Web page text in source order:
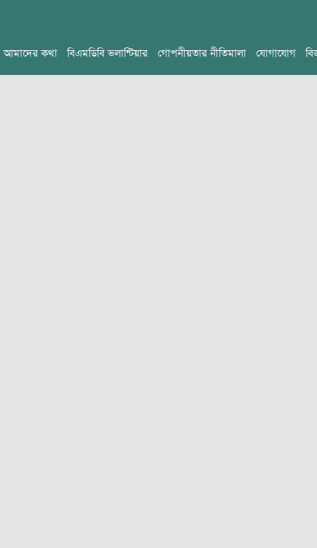
আমাদের কথা বিএমডিবি ভলান্টিয়ার গোপনীয়তার নীতিমালা যোগাযোগ